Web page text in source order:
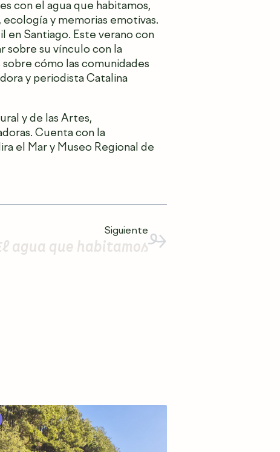
con el agua que habitamos,
y memorias emotivas.
en Santiago. Este verano con
sobre su vínculo con la
cómo las comunidades
y periodista Catalina
y de las Artes,
Cuenta con la
el Mar y Museo Regional de
Siguiente
agua que habitamos